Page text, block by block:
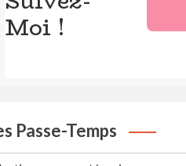
Moi !
Passe-Temps